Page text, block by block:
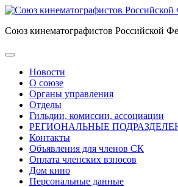
Союз кинематографистов Российской
Новости
О союзе
Органы управления
Отделы
Гильдии, комиссии, ассоциации
РЕГИОНАЛЬНЫЕ
Контакты
Объявления для членов СК
Оплата членских взносов
Дом кино
Персональные данные